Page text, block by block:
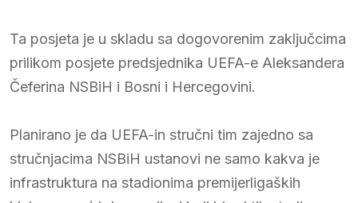
Ta posjeta je u skladu sa dogovorenim zaključcima
prilikom posjete predsjednika UEFA-e Aleksandera
Čeferina NSBiH i Bosni i Hercegovini.
Planirano je da UEFA-in stručni tim zajedno sa
stručnjacima NSBiH ustanovi ne samo kakva je
infrastruktura na stadionima premijerligaških